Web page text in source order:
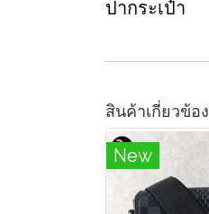
ปากระเป๋า
สินค้าเกี่ยวข้อง
New